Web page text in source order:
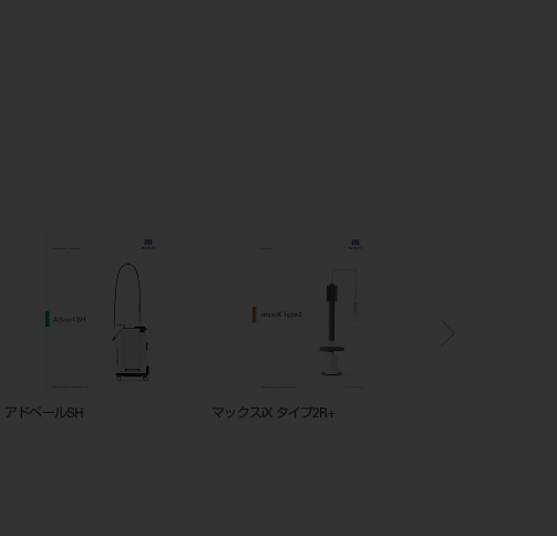
2023Erwin AdvErL EVO(インプラン
【バキューム編アシスタントテクニ